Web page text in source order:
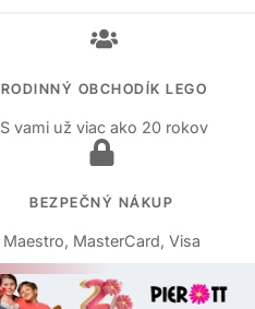
RODINNÝ OBCHODÍK LEGO
S vami už viac ako 20 rokov
BEZPEČNÝ NÁKUP
Maestro, MasterCard, Visa